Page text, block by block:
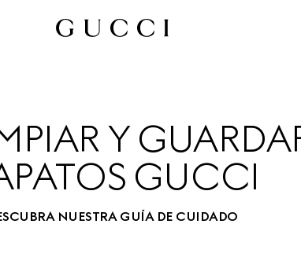
Y
GUCCI
NUESTRA GUÍA DE CUIDADO